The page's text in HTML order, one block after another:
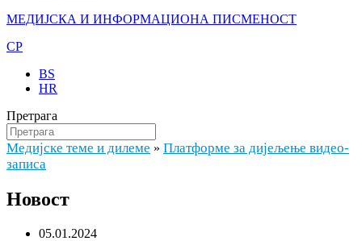
МЕДИЈСКА И ИНФОРМАЦИОНА ПИСМЕНОСТ
CP
BS
HR
Претрага
Медијске теме и дилеме » Платформе за дијељење видео-
записа
Новост
05.01.2024